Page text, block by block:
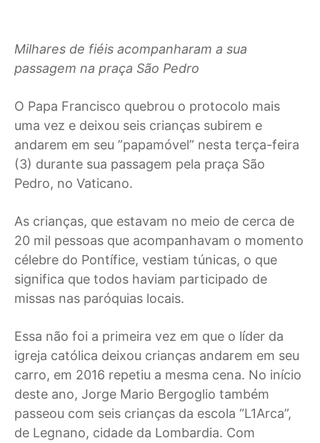
Milhares de fiéis acompanharam a sua
passagem na praça São Pedro
O Papa Francisco quebrou o protocolo mais
uma vez e deixou seis crianças subirem e
andarem em seu ”papamóvel” nesta terça-feira
(3) durante sua passagem pela praça São
Pedro, no Vaticano.
As crianças, que estavam no meio de cerca de
20 mil pessoas que acompanhavam o momento
célebre do Pontífice, vestiam túnicas, o que
significa que todos haviam participado de
missas nas paróquias locais.
Essa não foi a primeira vez em que o líder da
igreja católica deixou crianças andarem em seu
carro, em 2016 repetiu a mesma cena. No início
deste ano, Jorge Mario Bergoglio também
passeou com seis crianças da escola “L1Arca”,
de Legnano, cidade da Lombardia. Com